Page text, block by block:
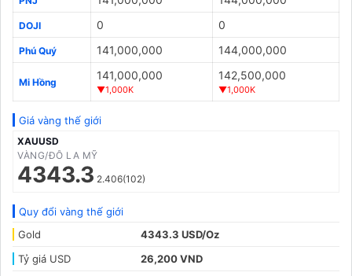
DOJI 0 0
Phú Quý 141,000,000 144,000,000
Mi Hồng
141,000,000
▼1,000K
142,500,000
▼1,000K
Giá vàng thế giới
XAUUSD
VÀNG/ĐÔ LA MỸ
4343.3 2.406(102)
Quy đổi vàng thế giới
Gold
4343.3 USD/Oz
Tỷ giá USD
26,200 VND